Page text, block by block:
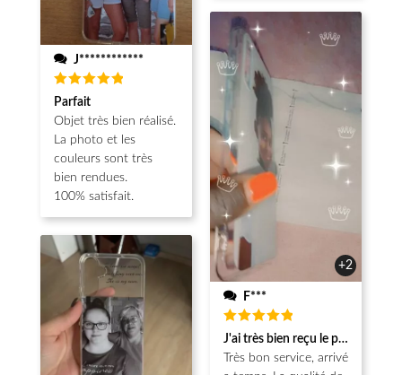
J************
Note5
sur 5
Parfait
Objet très bien réalisé.
La photo et les
couleurs sont très
bien rendues.
100% satisfait.
+2
F***
Note5
sur 5
J'ai très bien reçu le produit.
Très bon service, arrivé